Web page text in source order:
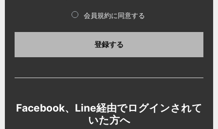
会員規約に同意する
登録する
Facebook、Line経由でログインされて
いた方へ